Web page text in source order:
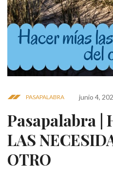
PASAPALABRA junio 4,
Pasapalabra |
LAS
OTRO